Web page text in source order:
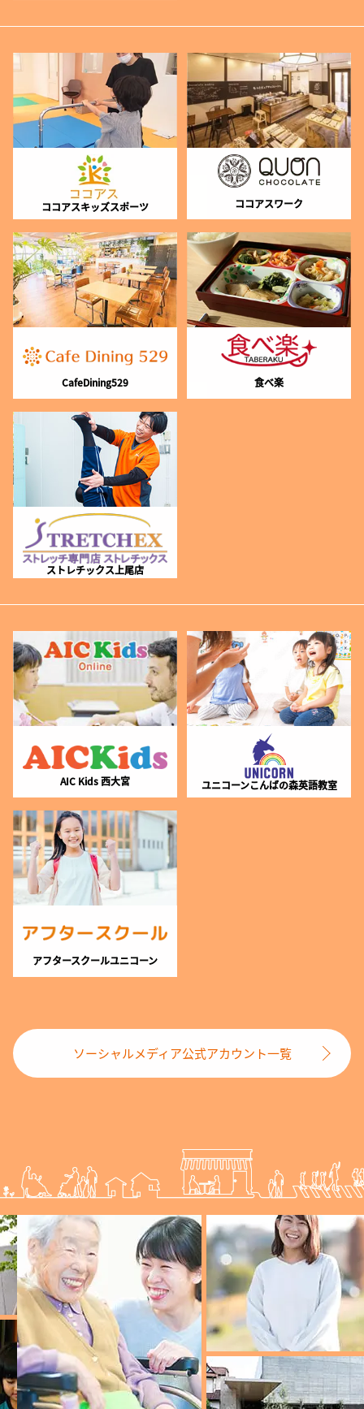
ココアスキッズスポーツ ココアスワーク
CafeDining529 食べ楽
ストレチックス上尾店
AIC Kids 西大宮 ユニコーンこんばの森英語教室
アフタースクールユニコーン
ソーシャルメディア公式アカウント一覧